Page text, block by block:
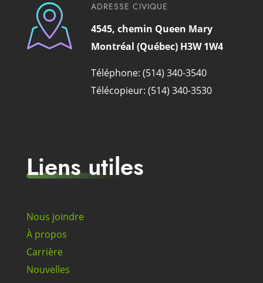
ADRESSE CIVIQUE
4545, chemin Queen Mary
Montréal (Québec) H3W 1W4
Téléphone: (514) 340-3540
Télécopieur: (514) 340-3530
Liens utiles
Nous joindre
À propos
Carrière
Nouvelles